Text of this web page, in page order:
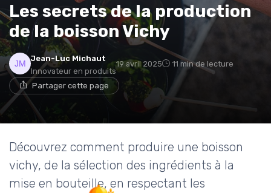
Les secrets de la production
de la boisson Vichy
Jean-Luc Michaut
Innovateur en produits
19 avril 2025 11 min de lecture
Partager cette page
Découvrez comment produire une boisson
vichy, de la sélection des ingrédients à la
mise en bouteille, en respectant les